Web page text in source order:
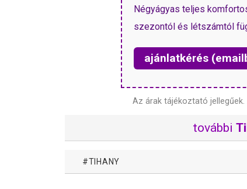
Négyágyas teljes
szezontól és létszámtól
ajánlatkérés
Az árak tájékoztató jellegűek.
további
TIHANY